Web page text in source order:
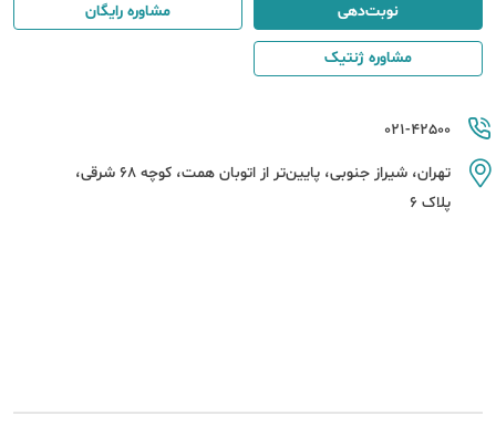
021-42500
تهران، شیراز جنوبی، پایین‌تر از اتوبان همت، کوچه 68 شرقی،
پلاک 6
نوبت‌دهی مشاوره رایگان
مشاوره ژنتیک